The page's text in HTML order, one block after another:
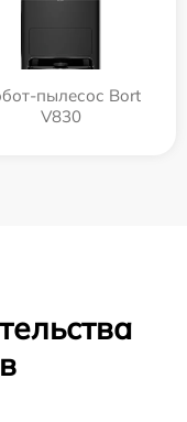
пылесос Bort
V830